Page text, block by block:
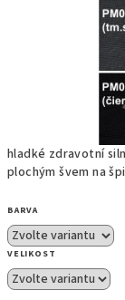
hladké zdravotní
plochým švem na
BARVA
VELIKOST